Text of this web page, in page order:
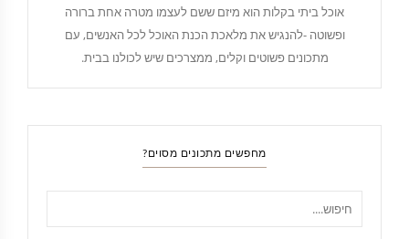
אוכל ביתי בקלות הוא מיזם ששם לעצמו מטרה אחת ברורה
ופשוטה -להנגיש את מלאכת הכנת האוכל לכל האנשים, עם
מתכונים פשוטים וקלים, ממצרכים שיש לכולנו בבית.
מחפשים מתכונים מסוים?